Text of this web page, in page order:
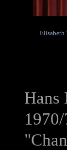
Elisabeth
Hans